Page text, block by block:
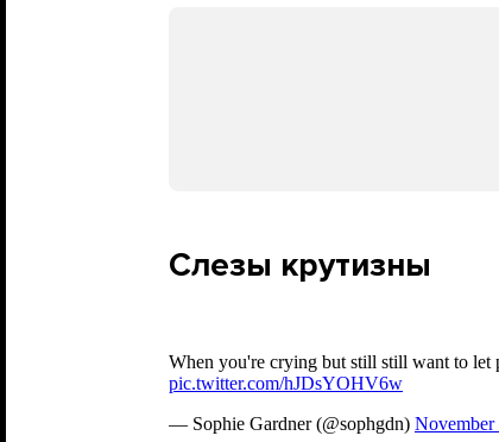
Слезы крутизны